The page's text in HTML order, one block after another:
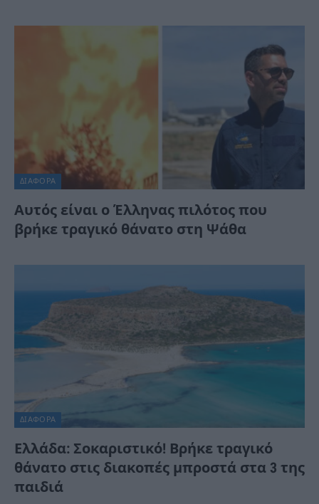
ΔΙΆΦΟΡΑ
Αυτός είναι ο Έλληνας πιλότος που
βρήκε τραγικό θάνατο στη Ψάθα
ΔΙΆΦΟΡΑ
Ελλάδα: Σοκαριστικό! Βρήκε τραγικό
θάνατο στις διακοπές μπροστά στα 3 της
παιδιά